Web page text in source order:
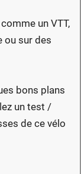
un VTT,
ou sur des
bons plans
un test /
de ce vélo